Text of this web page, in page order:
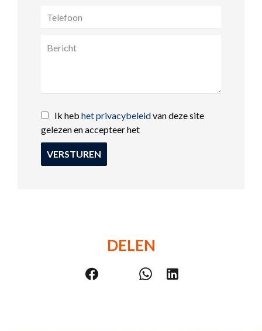
Ik heb het privacybeleidvan deze site
gelezen en accepteer het
VERSTUREN
DELEN